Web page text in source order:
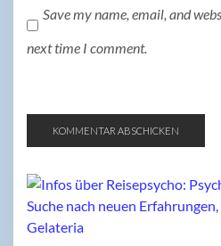
Save my name, email, and
next time I comment.